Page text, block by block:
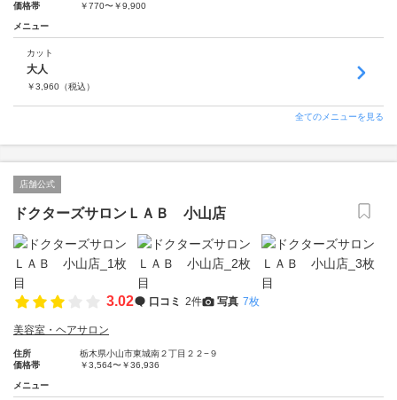
価格帯
￥770〜￥9,900
メニュー
カット
大人
￥3,960 （税込）
全てのメニューを見る
店舗公式
ドクターズサロンＬＡＢ 小山店
3.02 口コミ 2件 写真 7枚
美容室・ヘアサロン
住所
栃木県小山市東城南２丁目２２−９
価格帯
￥3,564〜￥36,936
メニュー